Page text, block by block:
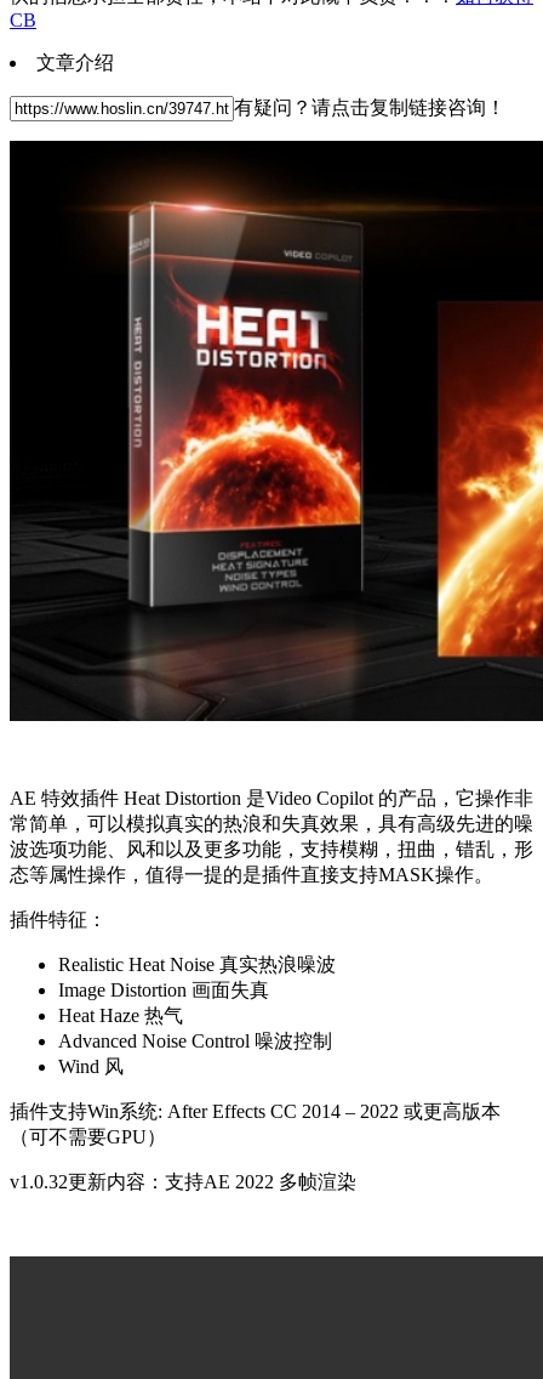
CB
文章介绍
有疑问？请点击复制链接咨询！
AE 特效插件 Heat Distortion 是Video Copilot 的产品，它操作非
常简单，可以模拟真实的热浪和失真效果，具有高级先进的噪
波选项功能、风和以及更多功能，支持模糊，扭曲，错乱，形
态等属性操作，值得一提的是插件直接支持MASK操作。
插件特征：
Realistic Heat Noise 真实热浪噪波
Image Distortion 画面失真
Heat Haze 热气
Advanced Noise Control 噪波控制
Wind 风
插件支持Win系统: After Effects CC 2014 – 2022 或更高版本
（可不需要GPU）
v1.0.32更新内容：支持AE 2022 多帧渲染